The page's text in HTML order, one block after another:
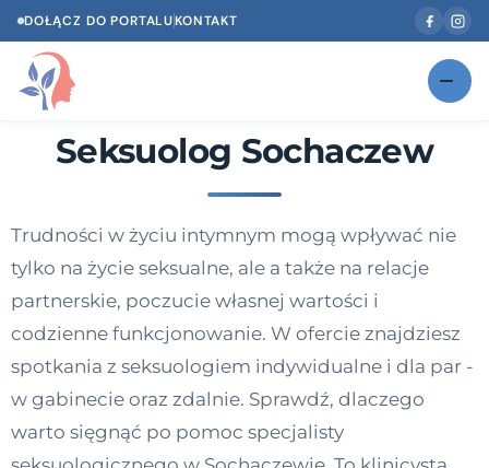
DOŁĄCZ DO PORTALUKONTAKT
Znajdź swojego specjalistęNOWOŚĆ
Według specjalizacji
Diagnozy psychologiczne
Testy psychologiczne
Dawka wiedzy
Seksuolog Sochaczew
Trudności w życiu intymnym mogą wpływać nie
tylko na życie seksualne, ale a także na relacje
partnerskie, poczucie własnej wartości i
codzienne funkcjonowanie. W ofercie znajdziesz
spotkania z seksuologiem indywidualne i dla par -
w gabinecie oraz zdalnie. Sprawdź, dlaczego
warto sięgnąć po pomoc specjalisty